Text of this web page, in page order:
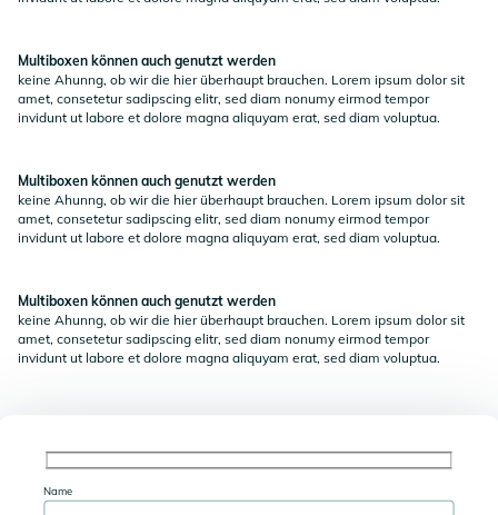
Multiboxen können auch genutzt werden
keine Ahunng, ob wir die hier überhaupt brauchen. Lorem ipsum dolor sit
amet, consetetur sadipscing elitr, sed diam nonumy eirmod tempor
invidunt ut labore et dolore magna aliquyam erat, sed diam voluptua.
Multiboxen können auch genutzt werden
keine Ahunng, ob wir die hier überhaupt brauchen. Lorem ipsum dolor sit
amet, consetetur sadipscing elitr, sed diam nonumy eirmod tempor
invidunt ut labore et dolore magna aliquyam erat, sed diam voluptua.
Multiboxen können auch genutzt werden
keine Ahunng, ob wir die hier überhaupt brauchen. Lorem ipsum dolor sit
amet, consetetur sadipscing elitr, sed diam nonumy eirmod tempor
invidunt ut labore et dolore magna aliquyam erat, sed diam voluptua.
Name